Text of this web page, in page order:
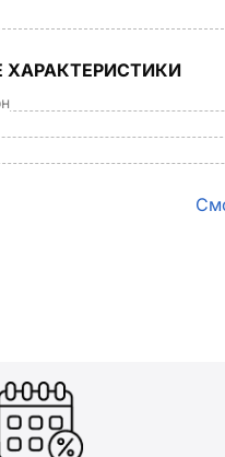
ХАРАКТЕРИСТИКИ